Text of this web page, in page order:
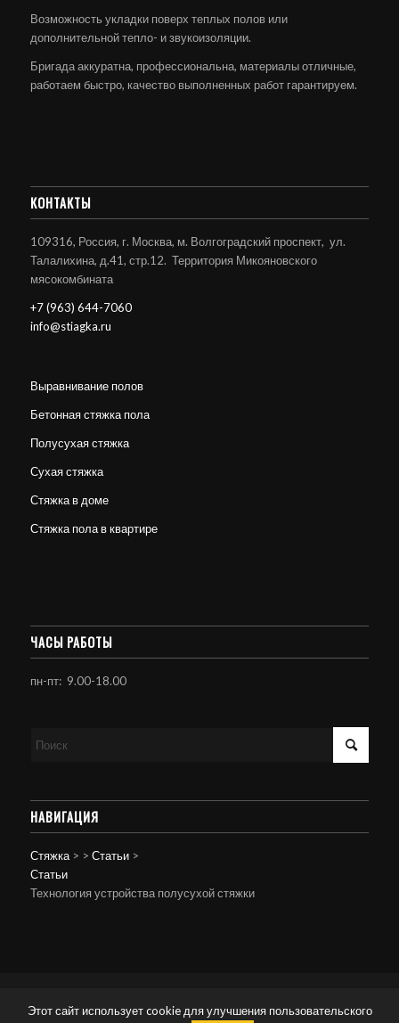
Возможность укладки поверх теплых полов или
дополнительной тепло- и звукоизоляции.
Бригада аккуратна, профессиональна, материалы отличные,
работаем быстро, качество выполненных работ гарантируем.
КОНТАКТЫ
109316, Россия, г. Москва, м. Волгоградский проспект, ул.
Талалихина, д.41, стр.12. Территория Микояновского
мясокомбината
+7 (963) 644-7060
info@stiagka.ru
Выравнивание полов
Бетонная стяжка пола
Полусухая стяжка
Сухая стяжка
Стяжка в доме
Стяжка пола в квартире
ЧАСЫ РАБОТЫ
пн-пт: 9.00-18.00
НАВИГАЦИЯ
Стяжка>
Статьи
> Статьи>
Технология устройства полусухой стяжки
WordPress Theme
Этот сайт использует cookie для улучшения пользовательского